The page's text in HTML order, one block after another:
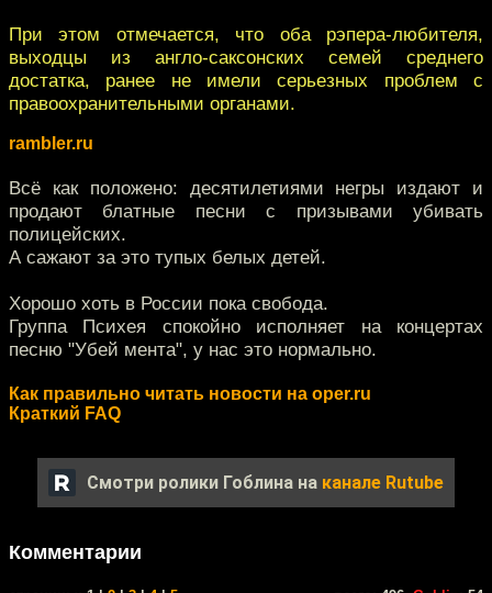
При этом отмечается, что оба рэпера-любителя,
выходцы из англо-саксонских семей среднего
достатка, ранее не имели серьезных проблем с
правоохранительными органами.
rambler.ru
Всё как положено: десятилетиями негры издают и
продают блатные песни с призывами убивать
полицейских.
А сажают за это тупых белых детей.
Хорошо хоть в России пока свобода.
Группа Психея спокойно исполняет на концертах
песню "Убей мента", у нас это нормально.
Как правильно читать новости на oper.ru
Краткий FAQ
Смотри ролики Гоблина на канале Rutube
Комментарии